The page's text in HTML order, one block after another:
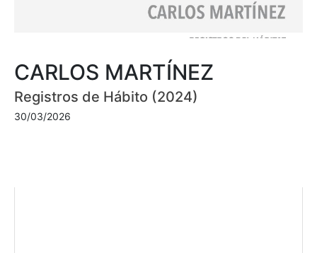
CARLOS MARTÍNEZ
Registros de Hábito (2024)
30/03/2026